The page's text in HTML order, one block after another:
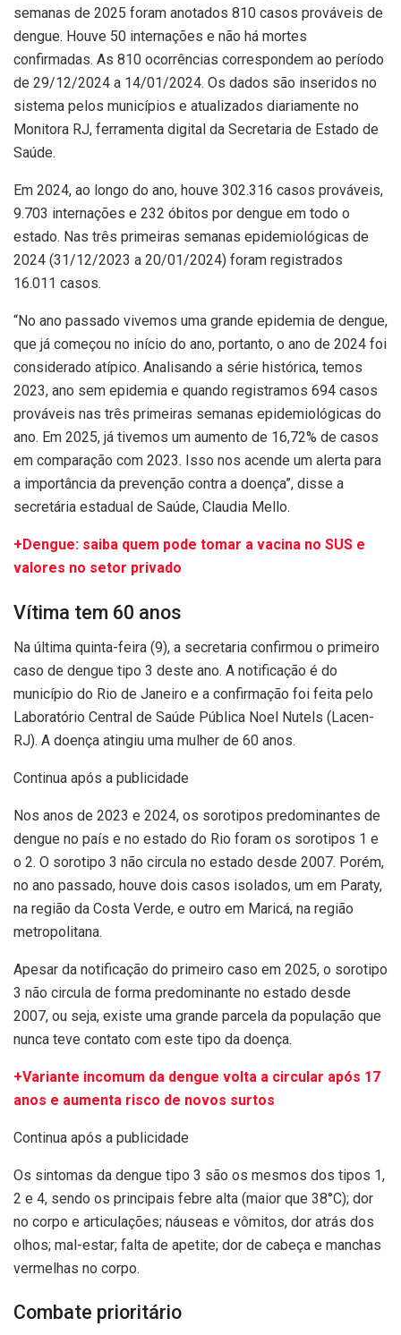
semanas de 2025 foram anotados 810 casos prováveis de
dengue. Houve 50 internações e não há mortes
confirmadas. As 810 ocorrências correspondem ao período
de 29/12/2024 a 14/01/2024. Os dados são inseridos no
sistema pelos municípios e atualizados diariamente no
Monitora RJ, ferramenta digital da Secretaria de Estado de
Saúde.
Em 2024, ao longo do ano, houve 302.316 casos prováveis,
9.703 internações e 232 óbitos por dengue em todo o
estado. Nas três primeiras semanas epidemiológicas de
2024 (31/12/2023 a 20/01/2024) foram registrados
16.011 casos.
“No ano passado vivemos uma grande epidemia de dengue,
que já começou no início do ano, portanto, o ano de 2024 foi
considerado atípico. Analisando a série histórica, temos
2023, ano sem epidemia e quando registramos 694 casos
prováveis nas três primeiras semanas epidemiológicas do
ano. Em 2025, já tivemos um aumento de 16,72% de casos
em comparação com 2023. Isso nos acende um alerta para
a importância da prevenção contra a doença”, disse a
secretária estadual de Saúde, Claudia Mello.
+Dengue: saiba quem pode tomar a vacina no SUS e
valores no setor privado
Vítima tem 60 anos
Na última quinta-feira (9), a secretaria confirmou o primeiro
caso de dengue tipo 3 deste ano. A notificação é do
município do Rio de Janeiro e a confirmação foi feita pelo
Laboratório Central de Saúde Pública Noel Nutels (Lacen-
RJ). A doença atingiu uma mulher de 60 anos.
Continua após a publicidade
Nos anos de 2023 e 2024, os sorotipos predominantes de
dengue no país e no estado do Rio foram os sorotipos 1 e
o 2. O sorotipo 3 não circula no estado desde 2007. Porém,
no ano passado, houve dois casos isolados, um em Paraty,
na região da Costa Verde, e outro em Maricá, na região
metropolitana.
Apesar da notificação do primeiro caso em 2025, o sorotipo
3 não circula de forma predominante no estado desde
2007, ou seja, existe uma grande parcela da população que
nunca teve contato com este tipo da doença.
+Variante incomum da dengue volta a circular após 17
anos e aumenta risco de novos surtos
Continua após a publicidade
Os sintomas da dengue tipo 3 são os mesmos dos tipos 1,
2 e 4, sendo os principais febre alta (maior que 38°C); dor
no corpo e articulações; náuseas e vômitos, dor atrás dos
olhos; mal-estar; falta de apetite; dor de cabeça e manchas
vermelhas no corpo.
Combate prioritário